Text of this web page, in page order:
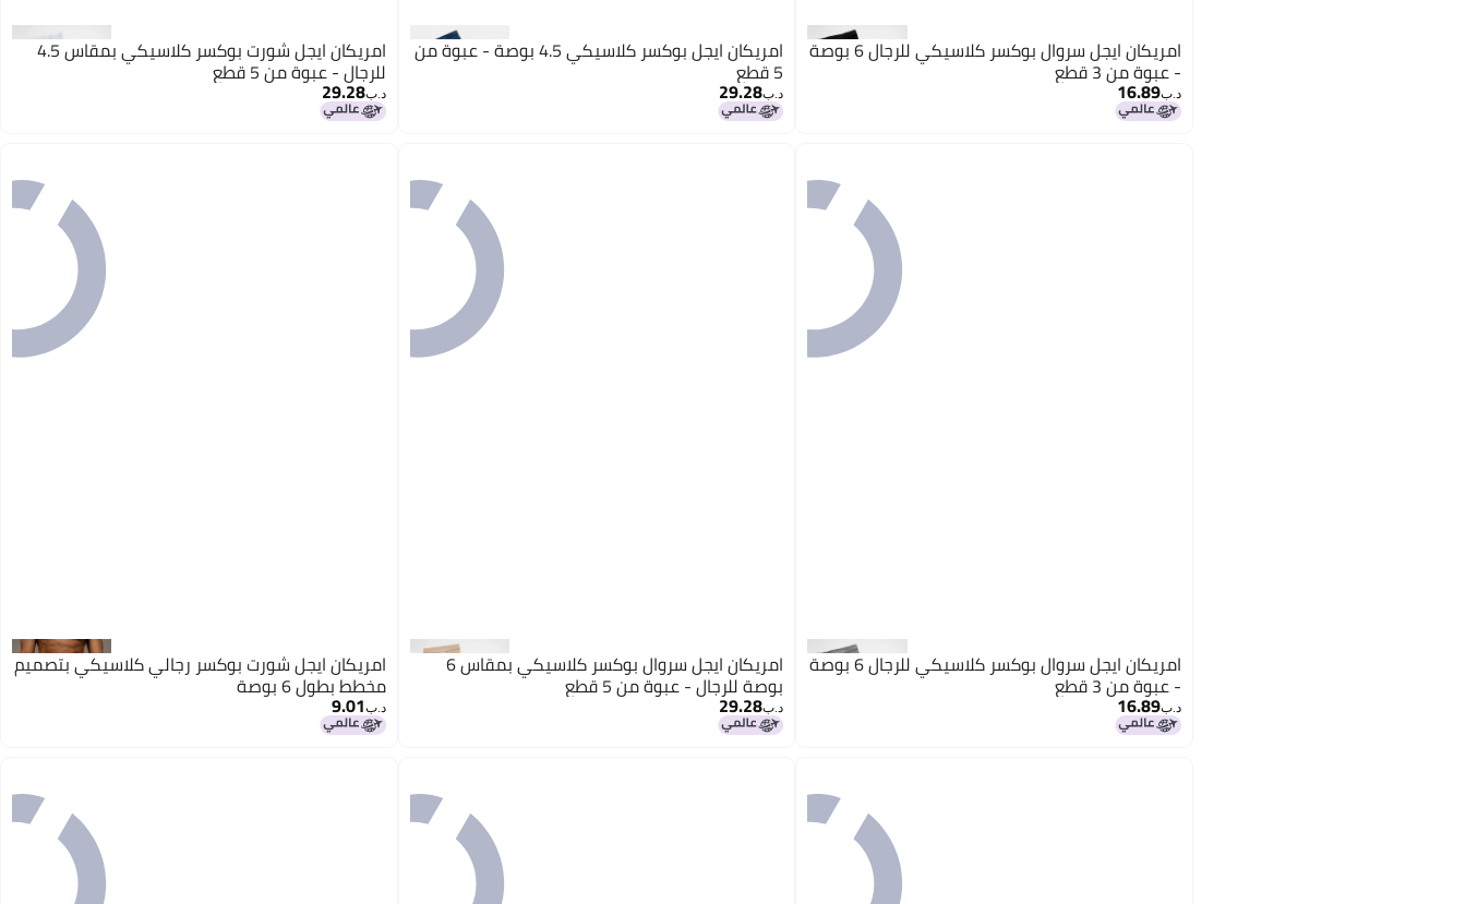
امريكان ايجل سروال بوكسر كلاسيكي للرجال 6 بوصة
- عبوة من 3 قطع
د.ب‏16.89
امريكان ايجل بوكسر كلاسيكي 4.5 بوصة - عبوة من
5 قطع
د.ب‏29.28
امريكان ايجل شورت بوكسر كلاسيكي بمقاس 4.5
للرجال - عبوة من 5 قطع
د.ب‏29.28
امريكان ايجل سروال بوكسر كلاسيكي للرجال 6 بوصة
- عبوة من 3 قطع
د.ب‏16.89
امريكان ايجل سروال بوكسر كلاسيكي بمقاس 6
بوصة للرجال - عبوة من 5 قطع
د.ب‏29.28
امريكان ايجل شورت بوكسر رجالي كلاسيكي بتصميم
مخطط بطول 6 بوصة
د.ب‏9.01